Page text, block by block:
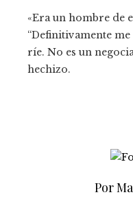
«Era un hombre de
“Definitivamente
ríe. No es un
hechizo.
Por